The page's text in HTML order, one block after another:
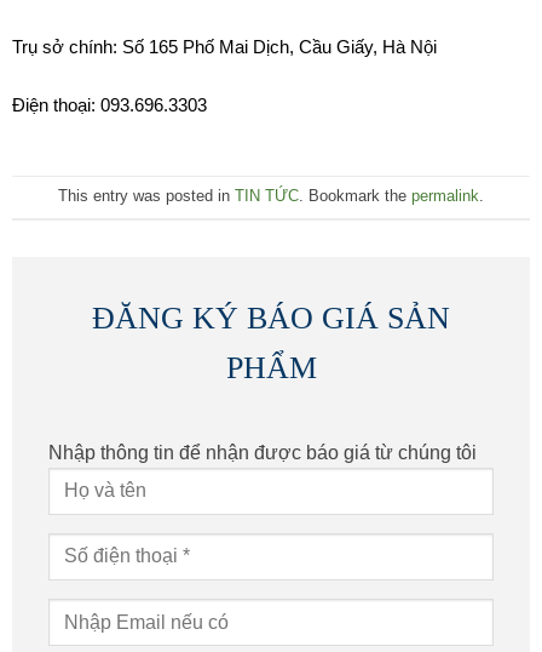
Trụ sở chính: Số 165 Phố Mai Dịch, Cầu Giấy, Hà Nội
Điện thoại: 093.696.3303
This entry was posted in TIN TỨC . Bookmark the permalink
ĐĂNG KÝ BÁO GIÁ SẢN
PHẨM
Nhập thông tin để nhận được báo giá từ chúng tôi